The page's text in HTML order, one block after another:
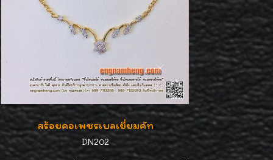
สร้อยคอเพชรเบลเยี่ยมคัท
DN202